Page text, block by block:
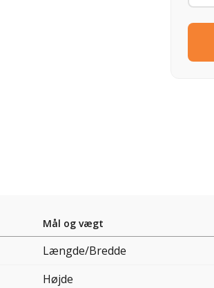
Mål og vægt
Længde/Bredde
Højde